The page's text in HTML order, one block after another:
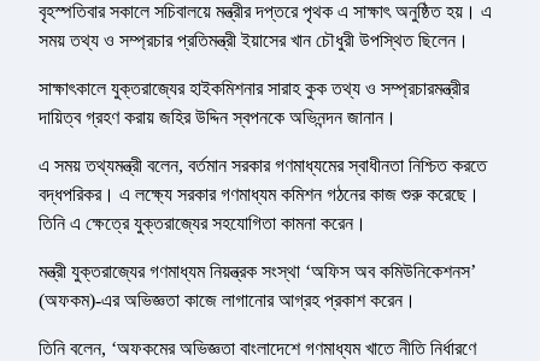
বৃহস্পতিবার সকালে সচিবালয়ে মন্ত্রীর দপ্তরে পৃথক এ সাক্ষাৎ অনুষ্ঠিত হয়। এ
সময় তথ্য ও সম্প্রচার প্রতিমন্ত্রী ইয়াসের খান চৌধুরী উপস্থিত ছিলেন।
সাক্ষাৎকালে যুক্তরাজ্যের হাইকমিশনার সারাহ কুক তথ্য ও সম্প্রচারমন্ত্রীর
দায়িত্ব গ্রহণ করায় জহির উদ্দিন স্বপনকে অভিনন্দন জানান।
এ সময় তথ্যমন্ত্রী বলেন, বর্তমান সরকার গণমাধ্যমের স্বাধীনতা নিশ্চিত করতে
বদ্ধপরিকর। এ লক্ষ্যে সরকার গণমাধ্যম কমিশন গঠনের কাজ শুরু করেছে।
তিনি এ ক্ষেত্রে যুক্তরাজ্যের সহযোগিতা কামনা করেন।
মন্ত্রী যুক্তরাজ্যের গণমাধ্যম নিয়ন্ত্রক সংস্থা ‘অফিস অব কমিউনিকেশনস’
(অফকম)-এর অভিজ্ঞতা কাজে লাগানোর আগ্রহ প্রকাশ করেন।
তিনি বলেন, ‘অফকমের অভিজ্ঞতা বাংলাদেশে গণমাধ্যম খাতে নীতি নির্ধারণে